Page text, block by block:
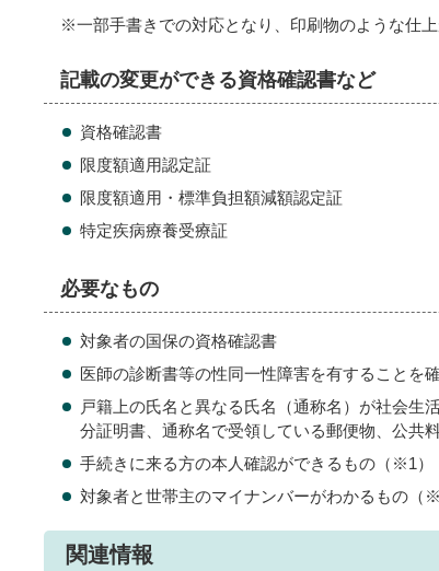
※一部手書きでの対応となり、印刷物のような仕
記載の変更ができる資格確認書など
資格確認書
限度額適用認定証
限度額適用・標準負担額減額認定証
特定疾病療養受療証
必要なもの
対象者の国保の資格確認書
医師の診断書等の性同一性障害を有することを
戸籍上の氏名と異なる氏名（通称名）が社会生
分証明書、通称名で受領している郵便物、公共
手続きに来る方の本人確認ができるもの（※1）
対象者と世帯主のマイナンバーがわかるもの（
関連情報